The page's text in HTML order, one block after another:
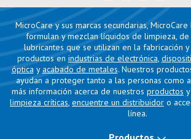
MicroCare y sus marcas secundarias,
formulan y mezclan líquidos de limpieza,
lubricantes que se utilizan en la fabricación
productos en industrias de electrónica,
óptica y acabado de metales. Nuestros
ayudan a proteger tanto a las personas como
más información acerca de nuestros productos
limpieza críticas, encuentre un distribuidor o
línea.